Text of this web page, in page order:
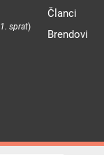
1. sprat)
Članci
Brendovi